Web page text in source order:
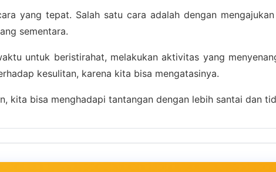
yang tepat. Salah satu cara adalah dengan
sementara.
untuk beristirahat, melakukan aktivitas yang
kesulitan, karena kita bisa mengatasinya.
kita bisa menghadapi tantangan dengan lebih santai dan